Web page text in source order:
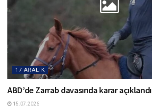
17 ARALIK
ABD’de Zarrab davasında karar açıklandı
15.07.2026